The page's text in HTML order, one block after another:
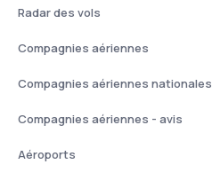
Radar des vols
Compagnies aériennes
Compagnies aériennes nationales
Compagnies aériennes - avis
Aéroports